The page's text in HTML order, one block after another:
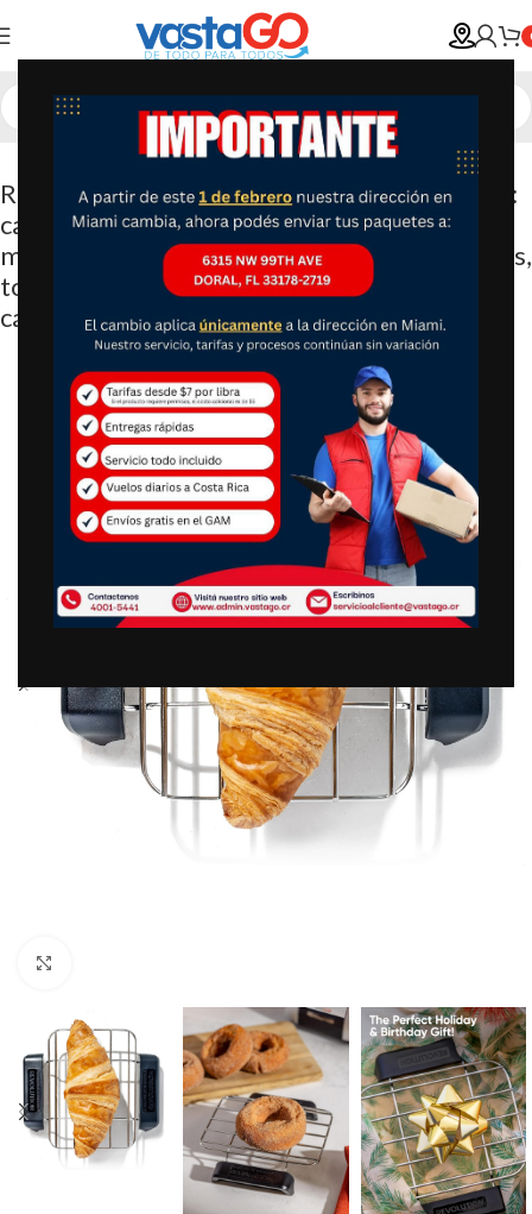
Revolution Estante para calentar tostadoras:
calienta suavemente croissants, bollos,
magdalenas, pasteles, galletas, pizza, pretzels,
tortillas y otros alimentos, la bandeja más
cálida para ti